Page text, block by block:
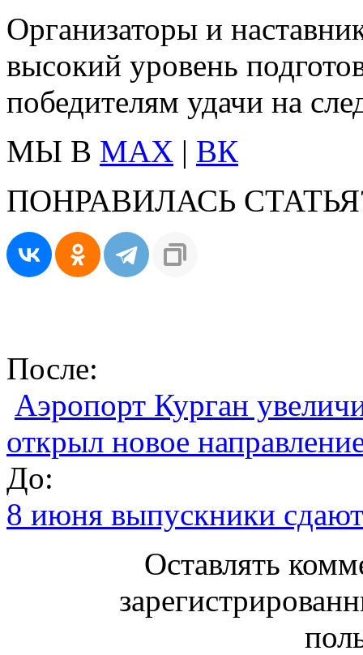
Организаторы и
высокий уровень
победителям удачи на
МЫ В MAX | ВК
ПОНРАВИЛАСЬ
После:
Аэропорт Курган
открыл новое
До:
8 июня выпускники
Оставлять